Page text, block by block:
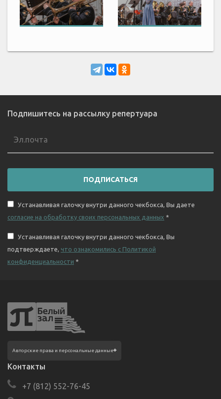
Подпишитесь на рассылку репертуара
ПОДПИСАТЬСЯ
Устанавливая галочку внутри данного чекбокса, Вы даете
согласие на обработку своих персональных данных *
Устанавливая галочку внутри данного чекбокса, Вы
подтверждаете, что ознакомились с Политикой
конфиденциальности *
Авторские права и персональные данные
Фотографии размещены с согласия
с требованиями законодательства
все фотоматериалы являются объектами
Контакты
+7 (812) 552-76-45